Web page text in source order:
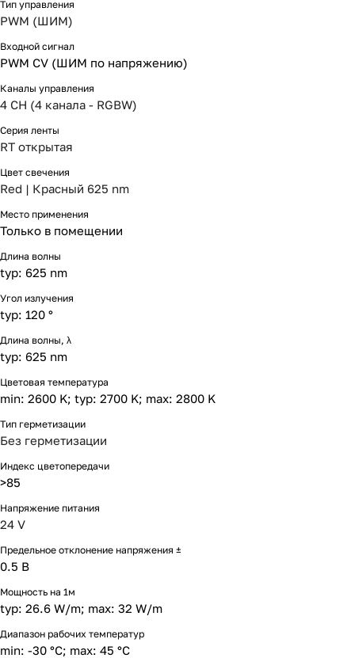
Тип управления
PWM (ШИМ)
Входной сигнал
PWM СV (ШИМ по напряжению)
Каналы управления
4 CH (4 канала - RGBW)
Серия ленты
RT открытая
Цвет свечения
Red | Красный 625 nm
Место применения
Только в помещении
Длина волны
typ: 625 nm
Угол излучения
typ: 120 °
Длина волны, λ
typ: 625 nm
Цветовая температура
min: 2600 K; typ: 2700 K; max: 2800 K
Тип герметизации
Без герметизации
Индекс цветопередачи
>85
Напряжение питания
24 V
Предельное отклонение напряжения ±
0.5 В
Мощность на 1м
typ: 26.6 W/m; max: 32 W/m
Диапазон рабочих температур
min: -30 °C; max: 45 °C